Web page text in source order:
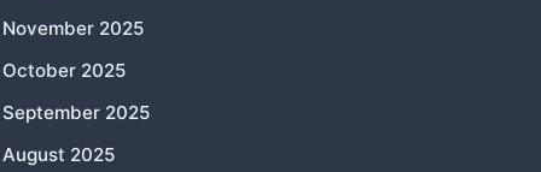
November 2025
October 2025
September 2025
August 2025